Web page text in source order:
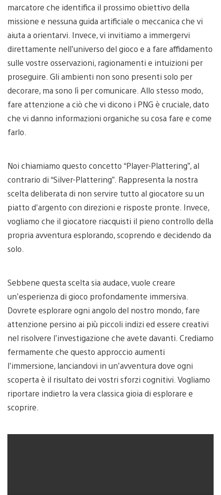
marcatore che identifica il prossimo obiettivo della
missione e nessuna guida artificiale o meccanica che vi
aiuta a orientarvi. Invece, vi invitiamo a immergervi
direttamente nell’universo del gioco e a fare affidamento
sulle vostre osservazioni, ragionamenti e intuizioni per
proseguire. Gli ambienti non sono presenti solo per
decorare, ma sono lì per comunicare. Allo stesso modo,
fare attenzione a ciò che vi dicono i PNG è cruciale, dato
che vi danno informazioni organiche su cosa fare e come
farlo.
Noi chiamiamo questo concetto “Player-Plattering”, al
contrario di “Silver-Plattering”. Rappresenta la nostra
scelta deliberata di non servire tutto al giocatore su un
piatto d’argento con direzioni e risposte pronte. Invece,
vogliamo che il giocatore riacquisti il pieno controllo della
propria avventura esplorando, scoprendo e decidendo da
solo.
Sebbene questa scelta sia audace, vuole creare
un’esperienza di gioco profondamente immersiva.
Dovrete esplorare ogni angolo del nostro mondo, fare
attenzione persino ai più piccoli indizi ed essere creativi
nel risolvere l’investigazione che avete davanti. Crediamo
fermamente che questo approccio aumenti
l’immersione, lanciandovi in un’avventura dove ogni
scoperta è il risultato dei vostri sforzi cognitivi. Vogliamo
riportare indietro la vera classica gioia di esplorare e
scoprire.